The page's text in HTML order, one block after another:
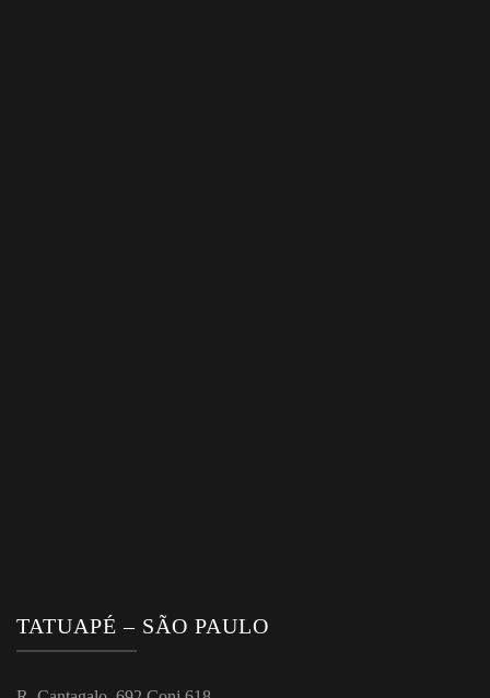
TATUAPÉ – SÃO PAULO